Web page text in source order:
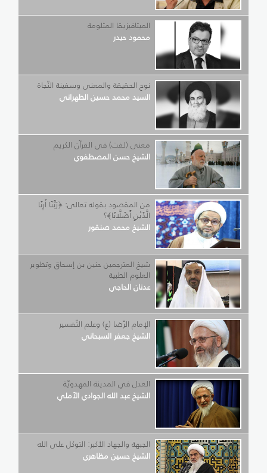
الميتافيزيقا المثلومة
محمود حيدر
نوح الحقيقة والمعنى وسفينة النّجاة
السيد محمد حسين الطهراني
معنى (لفت) في القرآن الكريم
الشيخ حسن المصطفوي
من المقصود بقوله تعالى: ﴿رَبَّنَا أَرِنَا
الَّذَيْنِ أَضَلَّانَا﴾؟
الشيخ محمد صنقور
شيخ المترجمين حنين بن إسحاق وتطوير
العلوم الطبية
عدنان الحاجي
الإمام الرّضا (ع) وعلم التّفسير
الشيخ جعفر السبحاني
العدل في المدينة المهدويّة
الشيخ عبد الله الجوادي الآملي
الجبهة والجهاد الأكبر: التوكل على الله
الشيخ حسين مظاهري